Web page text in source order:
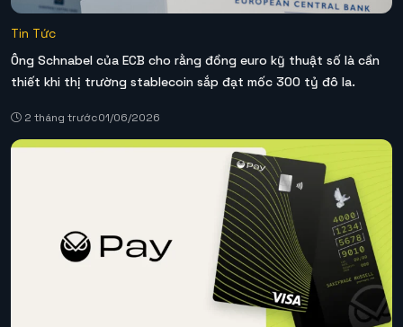
Tin Tức
Ông Schnabel của ECB cho rằng đồng euro kỹ thuật số là cần
thiết khi thị trường stablecoin sắp đạt mốc 300 tỷ đô la.
2 tháng trước01/06/2026